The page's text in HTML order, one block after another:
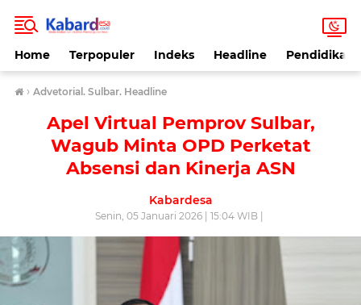
Home Terpopuler Indeks Headline Pendidikan
› Advetorial. Sulbar. Headline
Apel Virtual Pemprov Sulbar,
Wagub Minta OPD Perketat
Absensi dan Kinerja ASN
Kabardesa
Senin, 05 Januari 2026 | 15:04 WIB |